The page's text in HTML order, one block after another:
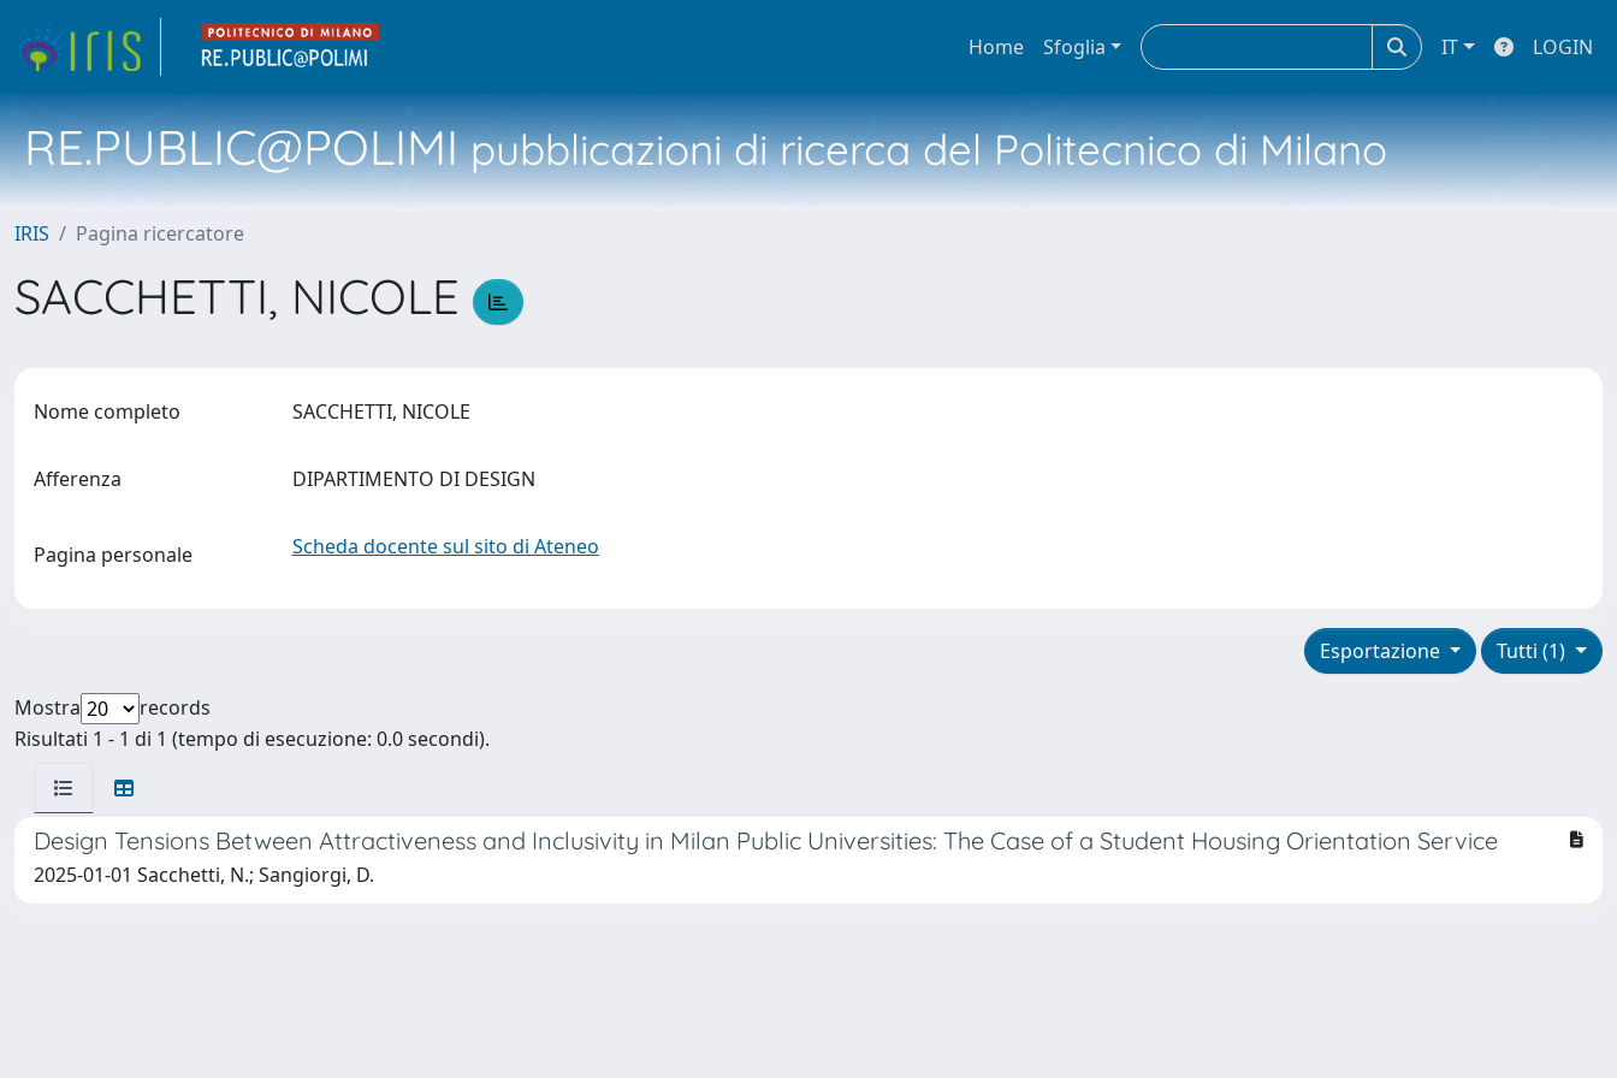
Home Sfoglia IT LOGIN
RE.PUBLIC@POLIMIpubblicazioni di ricerca del Politecnico di Milano
IRIS Pagina ricercatore
SACCHETTI, NICOLE
Nome completo SACCHETTI, NICOLE
Afferenza DIPARTIMENTO DI DESIGN
Pagina personale Scheda docente sul sito di Ateneo
Tutti (1)
Esportazione
Mostra
records
Risultati 1 - 1 di 1 (tempo di esecuzione: 0.0 secondi).
Design Tensions Between Attractiveness and Inclusivity in Milan Public Universities: The Case of a Student Housing Orientation Service
2025-01-01 Sacchetti, N.; Sangiorgi, D.